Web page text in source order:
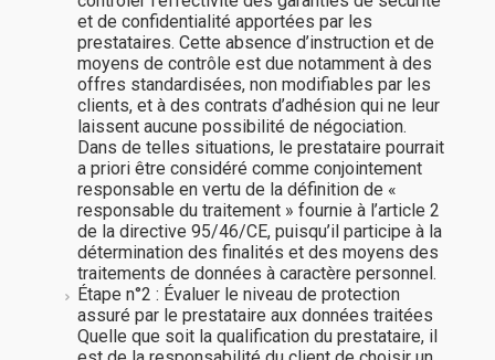
et de confidentialité apportées par les
prestataires. Cette absence d’instruction et de
moyens de contrôle est due notamment à des
offres standardisées, non modifiables par les
clients, et à des contrats d’adhésion qui ne leur
laissent aucune possibilité de négociation.
Dans de telles situations, le prestataire pourrait
a priori être considéré comme conjointement
responsable en vertu de la définition de «
responsable du traitement » fournie à l’article 2
de la directive 95/46/CE, puisqu’il participe à la
détermination des finalités et des moyens des
traitements de données à caractère personnel.
Étape n°2 : Évaluer le niveau de protection
assuré par le prestataire aux données traitées
Quelle que soit la qualification du prestataire, il